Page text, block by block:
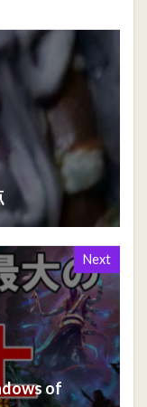
Next
of